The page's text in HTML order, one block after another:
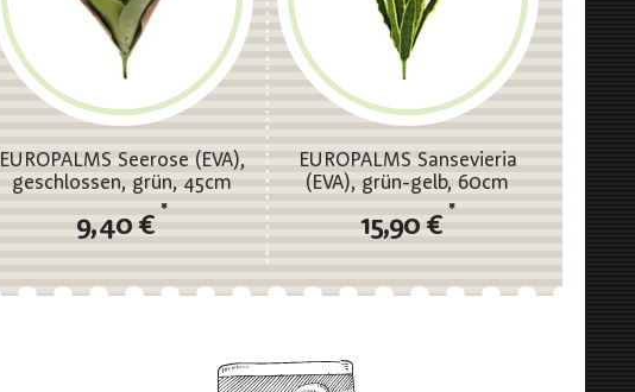
EUROPALMS Seerose (EVA),
geschlossen, grün, 45cm
9,40 €
*
EUROPALMS Sansevieria
(EVA), grün-gelb, 60cm
15,90 €
*